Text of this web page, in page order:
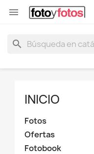

search
INICIO
Fotos
Ofertas
Fotobook